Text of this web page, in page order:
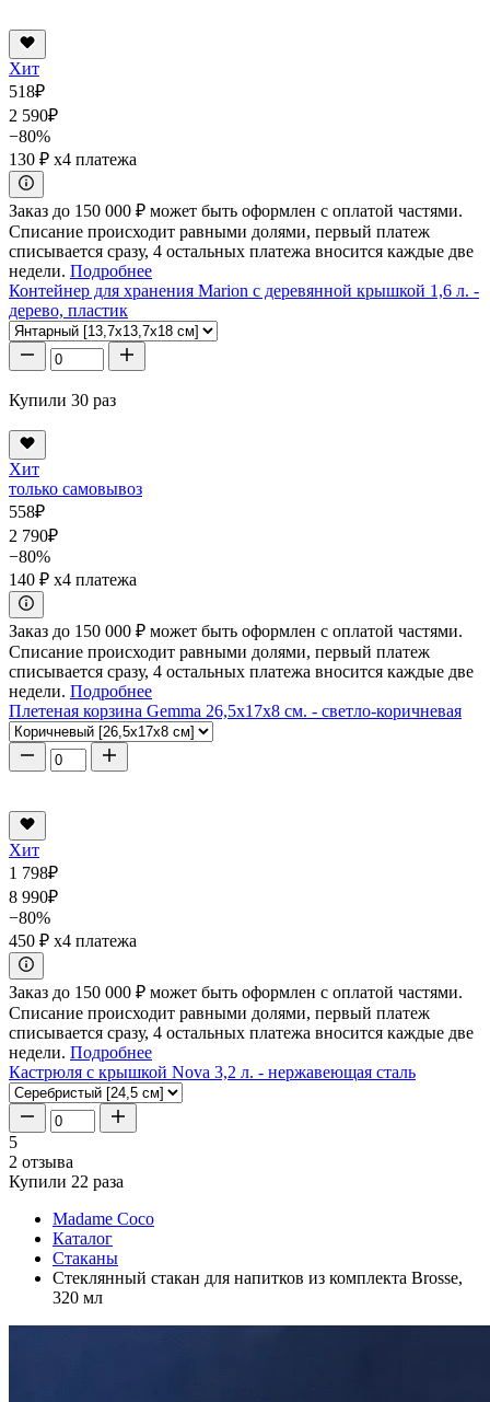
Хит
518₽
2 590₽
−80%
130 ₽ x4 платежа
Заказ до 150 000 ₽ может быть оформлен с оплатой частями.
Списание происходит равными долями, первый платеж
списывается сразу, 4 остальных платежа вносится каждые две
недели. Подробнее
Контейнер для хранения Marion с деревянной крышкой 1,6 л. -
дерево, пластик
Купили 30 раз
Хит
только самовывоз
558₽
2 790₽
−80%
140 ₽ x4 платежа
Заказ до 150 000 ₽ может быть оформлен с оплатой частями.
Списание происходит равными долями, первый платеж
списывается сразу, 4 остальных платежа вносится каждые две
недели. Подробнее
Плетеная корзина Gemma 26,5x17x8 см. - светло-коричневая
Хит
1 798₽
8 990₽
−80%
450 ₽ x4 платежа
Заказ до 150 000 ₽ может быть оформлен с оплатой частями.
Списание происходит равными долями, первый платеж
списывается сразу, 4 остальных платежа вносится каждые две
недели. Подробнее
Кастрюля с крышкой Nova 3,2 л. - нержавеющая сталь
5
2 отзыва
Купили 22 раза
Madame Coco
Каталог
Стаканы
Стеклянный стакан для напитков из комплекта Brosse,
320 мл